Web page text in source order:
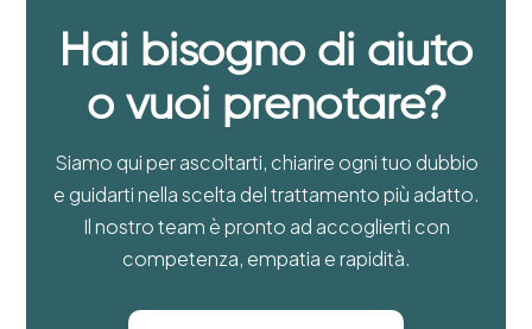
Hai bisogno di aiuto
o vuoi prenotare?
Siamo qui per ascoltarti, chiarire ogni tuo dubbio
e guidarti nella scelta del trattamento più adatto.
Il nostro team è pronto ad accoglierti con
competenza, empatia e rapidità.